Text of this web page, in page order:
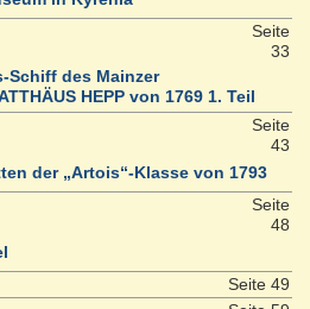
Seite
33
Schiff des Mainzer
HEPP von 1769 1. Teil
Seite
43
der „Artois“-Klasse von 1793
Seite
48
Seite 49